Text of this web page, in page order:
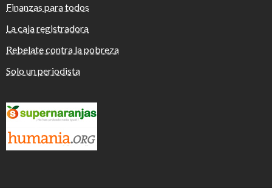
Finanzas para todos
La caja registradora
Rebelate contra la pobreza
Solo un periodista